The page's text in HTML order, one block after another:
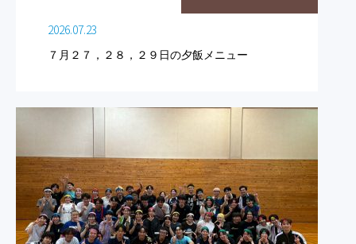
2026.07.23
７月２７，２８，２９日の夕飯メニュー